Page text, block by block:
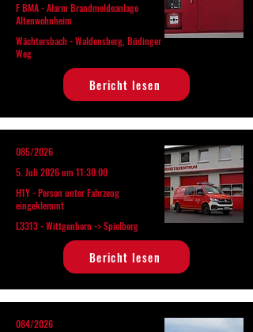
F BMA - Alarm Brandmeldeanlage
Altenwohnheim
Wächtersbach - Waldensberg, Büdinger
Weg
Bericht lesen
085/2026
5. Juli 2026 um 11:30:00
H1Y - Person unter Fahrzeug
eingeklemmt
L3313 - Wittgenborn -> Spielberg
Bericht lesen
084/2026